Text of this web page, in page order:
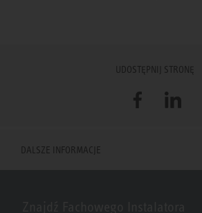
UDOSTĘPNIJ STRONĘ
FacebookLinkedIn
DALSZE INFORMACJE